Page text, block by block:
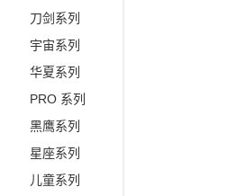
刀剑系列
宇宙系列
华夏系列
PRO 系列
黑鹰系列
星座系列
儿童系列